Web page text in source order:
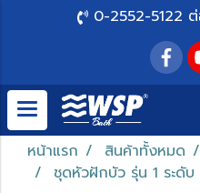
0-2552-5122
หน้าแรก สินค้าทั้งหมด
ชุดหัวฝักบัว รุ่น 1 ระดับ